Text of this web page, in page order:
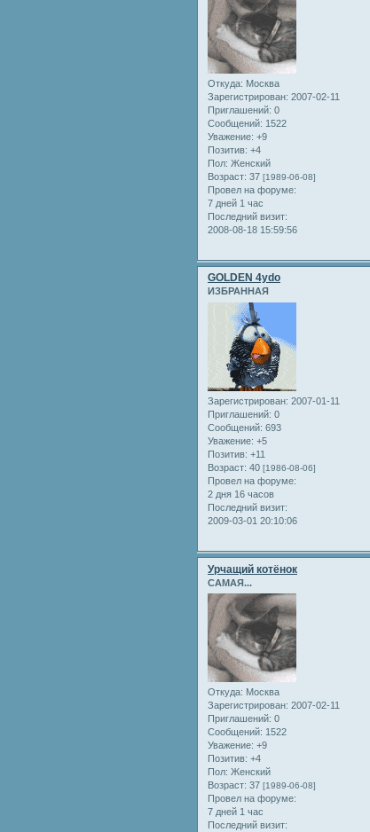
Откуда: Москва
Зарегистрирован: 2007-02-11
Приглашений: 0
Сообщений: 1522
Уважение: +9
Позитив: +4
Пол: Женский
Возраст: 37 [1989-06-08]
Провел на форуме:
7 дней 1 час
Последний визит:
2008-08-18 15:59:56
GOLDEN 4ydo
ИЗБРАННАЯ
Зарегистрирован: 2007-01-11
Приглашений: 0
Сообщений: 693
Уважение: +5
Позитив: +11
Возраст: 40 [1986-08-06]
Провел на форуме:
2 дня 16 часов
Последний визит:
2009-03-01 20:10:06
Урчащий котёнок
САМАЯ...
Откуда: Москва
Зарегистрирован: 2007-02-11
Приглашений: 0
Сообщений: 1522
Уважение: +9
Позитив: +4
Пол: Женский
Возраст: 37 [1989-06-08]
Провел на форуме:
7 дней 1 час
Последний визит: